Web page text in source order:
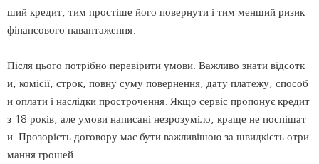
ший кредит, тим простіше його повернути і тим менший ризик
фінансового навантаження.
Після цього потрібно перевірити умови. Важливо знати відсотк
и, комісії, строк, повну суму повернення, дату платежу, способ
и оплати і наслідки прострочення. Якщо сервіс пропонує кредит
з 18 років, але умови написані незрозуміло, краще не поспішат
и. Прозорість договору має бути важливішою за швидкість отри
мання грошей.